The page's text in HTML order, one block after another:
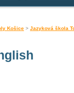
Košice > Jazyková škola